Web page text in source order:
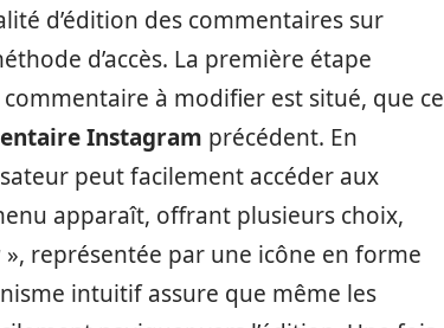
d’édition des commentaires sur
d’accès. La première étape
à modifier est situé, que ce
Instagram précédent. En
peut facilement accéder aux
apparaît, offrant plusieurs choix,
», représentée par une icône en forme
intuitif assure que même les